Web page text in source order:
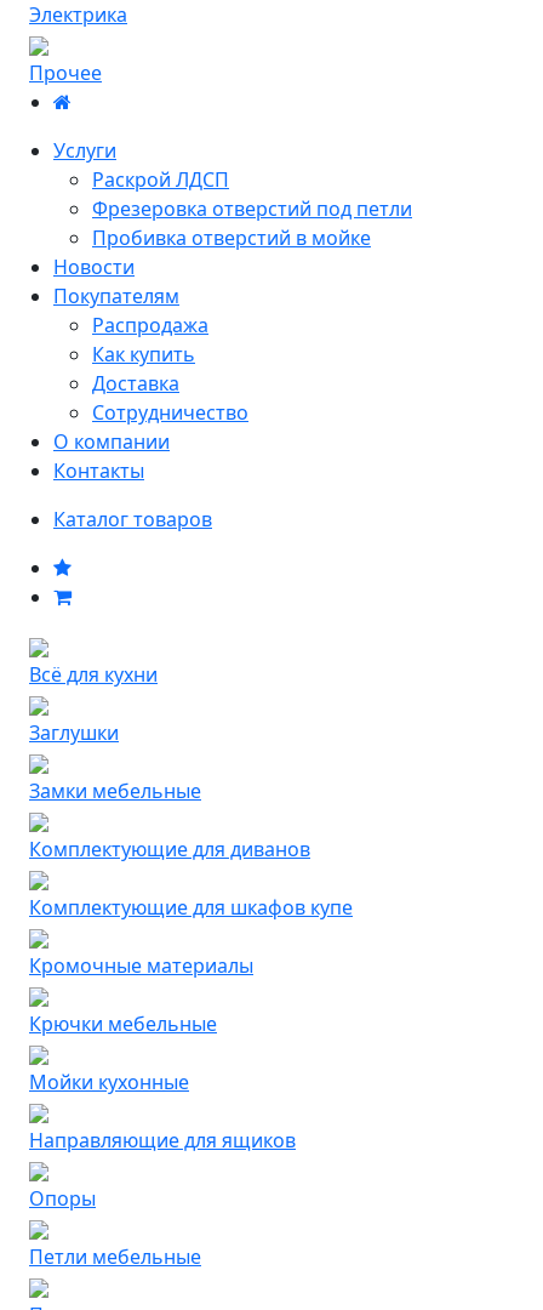
Электрика
Прочее
Услуги
Раскрой ЛДСП
Фрезеровка отверстий под петли
Пробивка отверстий в мойке
Новости
Покупателям
Распродажа
Как купить
Доставка
Сотрудничество
О компании
Контакты
Каталог товаров
Всё для кухни
Заглушки
Замки мебельные
Комплектующие для диванов
Комплектующие для шкафов купе
Кромочные материалы
Крючки мебельные
Мойки кухонные
Направляющие для ящиков
Опоры
Петли мебельные